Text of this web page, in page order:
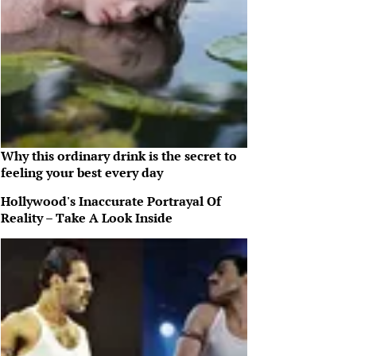
Why this ordinary drink is the secret to
feeling your best every day
Hollywood's Inaccurate Portrayal Of
Reality – Take A Look Inside